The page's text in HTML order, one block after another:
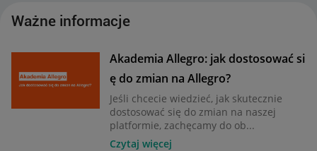
Ważne informacje
Akademia Allegro: jak dostosować si
ę do zmian na Allegro?
Jeśli chcecie wiedzieć, jak skutecznie
dostosować się do zmian na naszej
platformie, zachęcamy do ob...
Czytaj więcej